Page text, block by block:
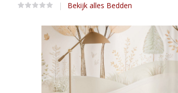
Bekijk alles Bedden